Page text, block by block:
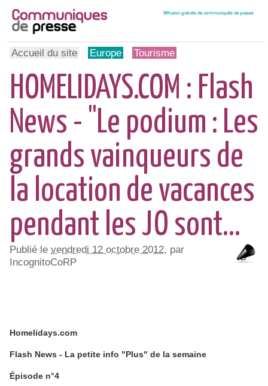
Accueil du site Europe Tourisme
HOMELIDAYS.COM : Flash
News - "Le podium : Les
grands vainqueurs de
la location de vacances
pendant les JO sont...
Publié levendredi 12 octobre 2012, par
IncognitoCoRP
Homelidays.com
Flash News - La petite info "Plus" de la semaine
Épisode n°4